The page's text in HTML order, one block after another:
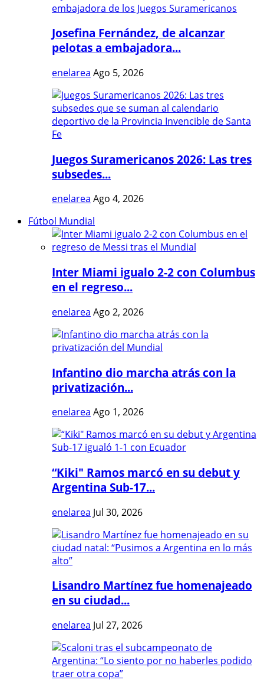
Josefina Fernández, de alcanzar
pelotas a embajadora...
enelarea Ago 5, 2026
Juegos Suramericanos 2026: Las tres
subsedes...
enelarea Ago 4, 2026
Fútbol Mundial
Inter Miami igualo 2-2 con Columbus
en el regreso...
enelarea Ago 2, 2026
Infantino dio marcha atrás con la
privatización...
enelarea Ago 1, 2026
“Kiki" Ramos marcó en su debut y
Argentina Sub-17...
enelarea Jul 30, 2026
Lisandro Martínez fue homenajeado
en su ciudad...
enelarea Jul 27, 2026